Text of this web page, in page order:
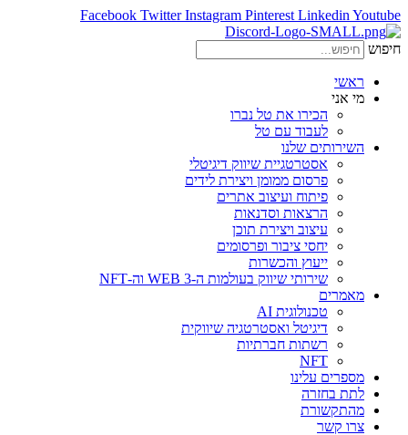
Facebook Twitter Instagram Pinterest Linkedin Youtube
חיפוש
ראשי
מי אני
הכירו את טל נברו
לעבוד עם טל
השירותים שלנו
אסטרטגיית שיווק דיגיטלי
פרסום ממומן ויצירת לידים
פיתוח ועיצוב אתרים
הרצאות וסדנאות
עיצוב ויצירת תוכן
יחסי ציבור ופרסומים
ייעוץ והכשרות
שירותי שיווק בעולמות ה-WEB 3 וה-NFT
מאמרים
טכנולוגית AI
דיגיטל ואסטרטגיה שיווקית
רשתות חברתיות
NFT
מספרים עלינו
לתת בחזרה
מהתקשורת
צרו קשר